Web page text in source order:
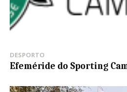
DESPORTO
Efeméride do Sporting